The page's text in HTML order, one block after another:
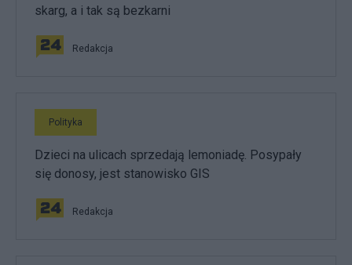
skarg, a i tak są bezkarni
Redakcja
Polityka
Dzieci na ulicach sprzedają lemoniadę. Posypały
się donosy, jest stanowisko GIS
Redakcja